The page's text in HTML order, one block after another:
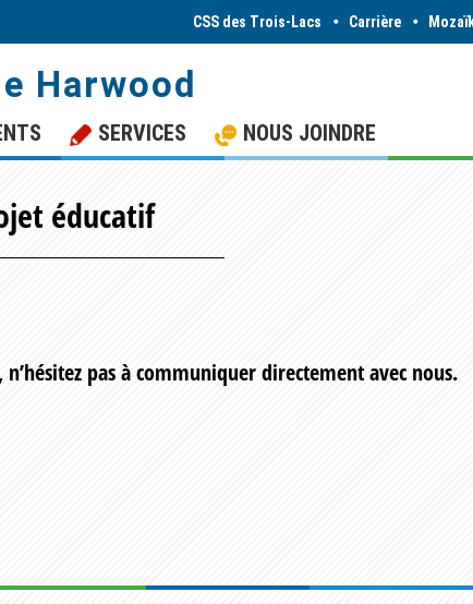
CSS des Trois-Lacs Carrière
Harwood
SERVICES NOUS JOINDRE
éducatif
pas à communiquer directement avec nous.